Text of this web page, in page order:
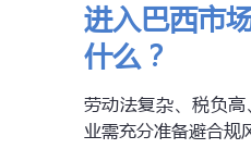
进入巴西市
什么？
劳动法复杂、税负
业需充分准备避合规